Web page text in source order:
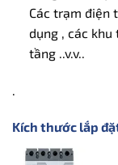
Các trạm điện
dụng , các
tầng ..v.v..
Kích thước lắp